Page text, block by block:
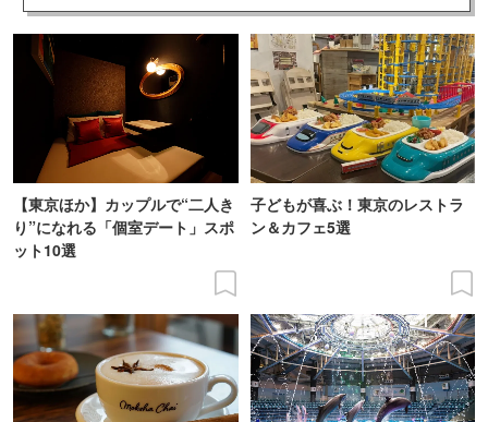
【東京ほか】カップルで“二人き
り”になれる「個室デート」スポ
ット10選
子どもが喜ぶ！東京のレストラ
ン＆カフェ5選